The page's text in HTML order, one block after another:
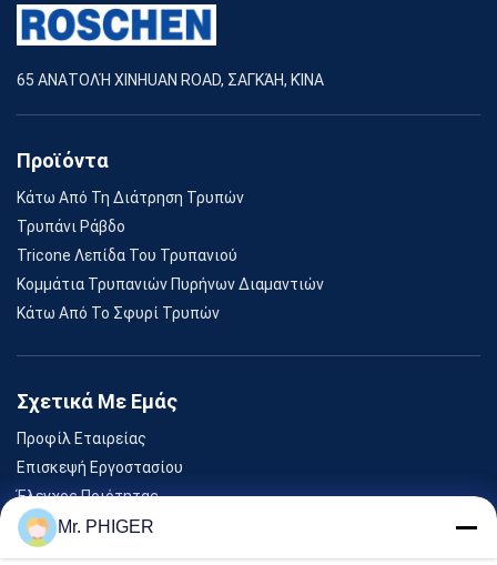
65 ΑΝΑΤΟΛΉ XINHUAN ROAD, ΣΑΓΚΆΗ, ΚΊΝΑ
Προϊόντα
Κάτω Από Τη Διάτρηση Τρυπών
Τρυπάνι Ράβδο
Tricone Λεπίδα Του Τρυπανιού
Κομμάτια Τρυπανιών Πυρήνων Διαμαντιών
Κάτω Από Το Σφυρί Τρυπών
Σχετικά Με Εμάς
Προφίλ Εταιρείας
Επισκεψή Εργοστασίου
Έλεγχος Ποιότητας
SitemapMr. PHIGER